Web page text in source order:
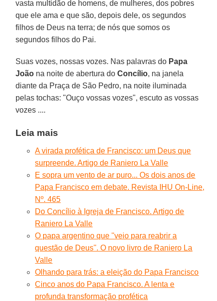
vasta multidão de homens, de mulheres, dos pobres
que ele ama e que são, depois dele, os segundos
filhos de Deus na terra; de nós que somos os
segundos filhos do Pai.
Suas vozes, nossas vozes. Nas palavras do Papa
João na noite de abertura doConcílio, na janela
diante da Praça de São Pedro, na noite iluminada
pelas tochas: "Ouço vossas vozes", escuto as vossas
vozes ....
Leia mais
A virada profética de Francisco: um Deus que
surpreende. Artigo de Raniero La Valle
E sopra um vento de ar puro... Os dois anos de
Papa Francisco em debate. Revista IHU On-Line,
Nº. 465
Do Concílio à Igreja de Francisco. Artigo de
Raniero La Valle
O papa argentino que ''veio para reabrir a
questão de Deus''. O novo livro de Raniero La
Valle
Olhando para trás: a eleição do Papa Francisco
Cinco anos do Papa Francisco. A lenta e
profunda transformação profética